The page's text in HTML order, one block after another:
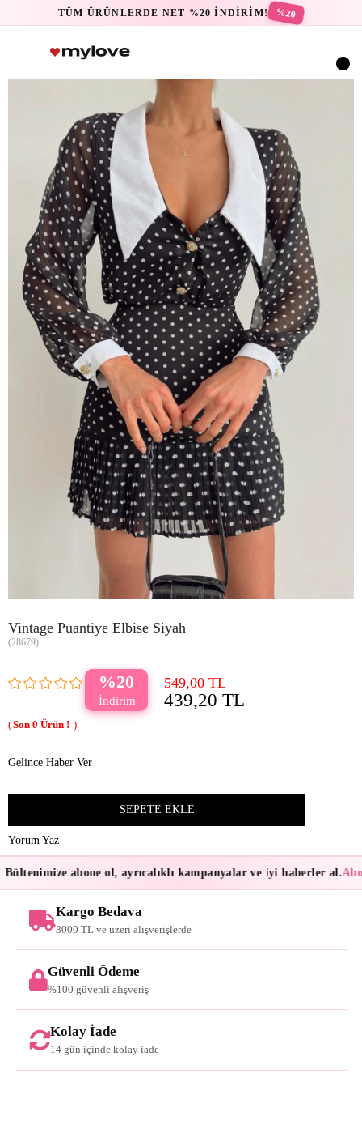
TÜM ÜRÜNLERDE NET %20 İNDİRİM! %20
Vintage Puantiye Elbise Siyah
(28679)
20 549,00 TL
439,20 TL
0
Gelince Haber Ver
Yorum Yaz
abone ol, ayrıcalıklı kampanyalar ve iyi haberler al.
Kargo Bedava
3000 TL ve üzeri alışverişlerde
Güvenli Ödeme
%100 güvenli alışveriş
Kolay İade
14 gün içinde kolay iade